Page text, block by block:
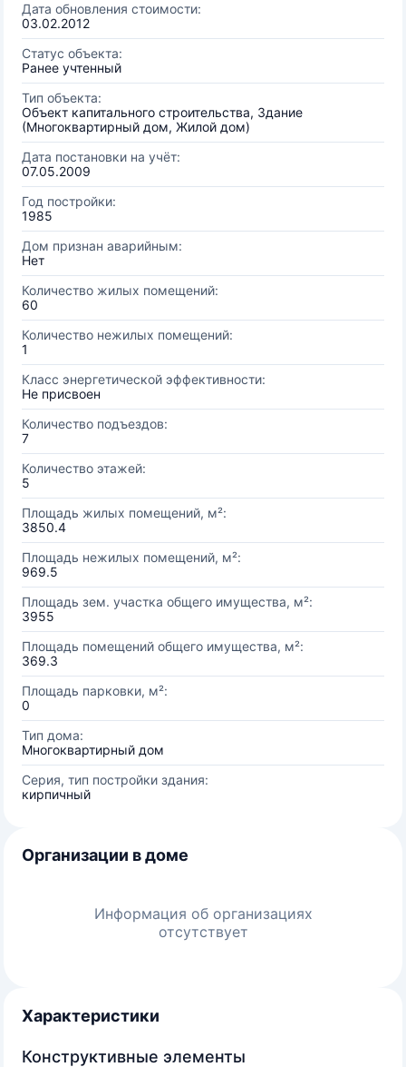
Дата обновления стоимости:
03.02.2012
Статус объекта:
Ранее учтенный
Тип объекта:
Объект капитального строительства, Здание
(Многоквартирный дом, Жилой дом)
Дата постановки на учёт:
07.05.2009
Год постройки:
1985
Дом признан аварийным:
Нет
Количество жилых помещений:
60
Количество нежилых помещений:
1
Класс энергетической эффективности:
Не присвоен
Количество подъездов:
7
Количество этажей:
5
Площадь жилых помещений, м²:
3850.4
Площадь нежилых помещений, м²:
969.5
Площадь зем. участка общего имущества, м²:
3955
Площадь помещений общего имущества, м²:
369.3
Площадь парковки, м²:
0
Тип дома:
Многоквартирный дом
Серия, тип постройки здания:
кирпичный
Организации в доме
Информация об организациях
отсутствует
Характеристики
Конструктивные элементы